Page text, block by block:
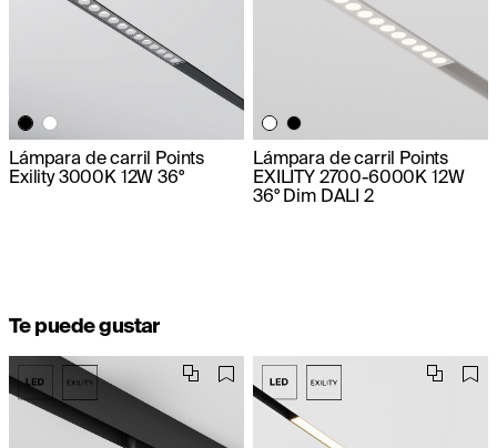
Lámpara de carril Points
Exility 3000K 12W 36°
Lámpara de carril Points
EXILITY 2700-6000K 12W
36° Dim DALI 2
Te puede gustar